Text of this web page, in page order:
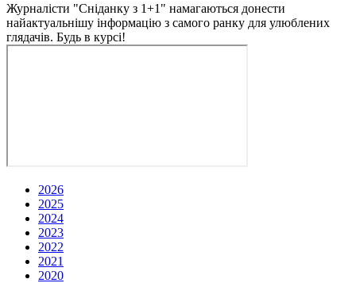
Журналісти "Сніданку з 1+1" намагаються донести
найактуальнішу інформацію з самого ранку для улюблених
глядачів. Будь в курсі!
2026
2025
2024
2023
2022
2021
2020